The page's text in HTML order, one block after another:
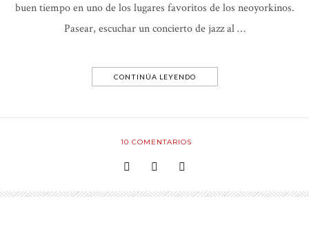
buen tiempo en uno de los lugares favoritos de los neoyorkinos.
Pasear, escuchar un concierto de jazz al …
CONTINÚA LEYENDO
10 COMENTARIOS